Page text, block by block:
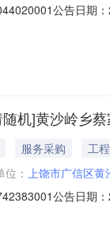
公告日期
单总价（元）
机]黄沙岭乡
服务采购
工程
：
上饶市广信区
公告日期
冷藏库2个项目提